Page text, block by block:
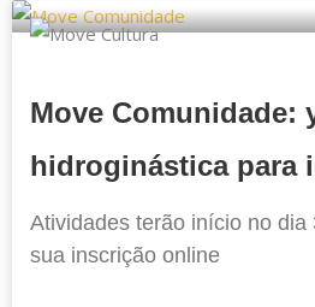
Move Comunidade:
hidroginástica para
Atividades terão início no dia
sua inscrição online